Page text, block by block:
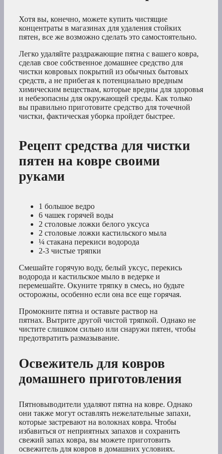
Хотя вы, конечно, можете купить чистящие
концентраты в магазинах для удаления стойких
пятен, все же возможно сделать это самостоятельно.
Легко удаляйте раздражающие пятна с вашего ковра,
сделав свое собственное домашнее средство для
чистки ковровых покрытий из обычных бытовых
средств, а не прибегая к потенциально вредным
химическим веществам, которые вредны для здоровья
и небезопасны для окружающей среды. Как только
вы правильно приготовите средство для точечной
чистки, фактическая уборка пройдет быстрее.
Рецепт средства для чистки
пятен на ковре своими
руками
1 большое ведро
6 чашек горячей воды
2 столовые ложки белого уксуса
2 столовые ложки кастильского мыла
¼ стакана перекиси водорода
2-3 чистые тряпки
Смешайте горячую воду, белый уксус, перекись
водорода и кастильское мыло в ведерке и
перемешайте. Окуните тряпку в смесь, но будьте
осторожны, особенно если она все еще горячая.
Промокните пятна и оставьте раствор на
пятнах. Вытрите другой чистой тряпкой. Однако не
чистите слишком сильно или снаружи пятен, чтобы
предотвратить размазывание.
Освежитель для ковров
домашнего приготовления
Пятновыводители удаляют пятна на ковре. Однако
они также могут оставлять нежелательные запахи,
которые застревают на волокнах ковра. Чтобы
избавиться от неприятных запахов и сохранить
свежий запах ковра, вы можете приготовить
освежитель для ковров в домашних условиях.